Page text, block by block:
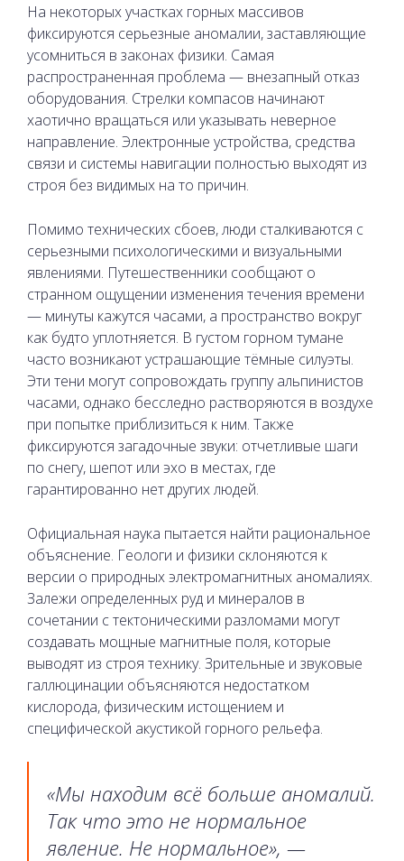
На некоторых участках горных массивов
фиксируются серьезные аномалии, заставляющие
усомниться в законах физики. Самая
распространенная проблема — внезапный отказ
оборудования. Стрелки компасов начинают
хаотично вращаться или указывать неверное
направление. Электронные устройства, средства
связи и системы навигации полностью выходят из
строя без видимых на то причин.
Помимо технических сбоев, люди сталкиваются с
серьезными психологическими и визуальными
явлениями. Путешественники сообщают о
странном ощущении изменения течения времени
— минуты кажутся часами, а пространство вокруг
как будто уплотняется. В густом горном тумане
часто возникают устрашающие тёмные силуэты.
Эти тени могут сопровождать группу альпинистов
часами, однако бесследно растворяются в воздухе
при попытке приблизиться к ним. Также
фиксируются загадочные звуки: отчетливые шаги
по снегу, шепот или эхо в местах, где
гарантированно нет других людей.
Официальная наука пытается найти рациональное
объяснение. Геологи и физики склоняются к
версии о природных электромагнитных аномалиях.
Залежи определенных руд и минералов в
сочетании с тектоническими разломами могут
создавать мощные магнитные поля, которые
выводят из строя технику. Зрительные и звуковые
галлюцинации объясняются недостатком
кислорода, физическим истощением и
специфической акустикой горного рельефа.
«Мы находим всё больше аномалий.
Так что это не нормальное
явление. Не нормальное», —